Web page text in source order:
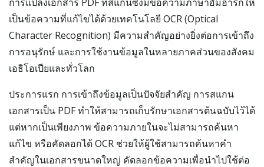
เป็นข้อความที่แก้ไขได้ด้วยเทคโนโลยี OCR (Optical
Character Recognition) มีความสำคัญอย่างยิ่งต่อการเข้าถึง
การอนุรักษ์ และการใช้งานข้อมูลในหลายภาคส่วนของสังคม
เอธิโอเปียและทั่วโลก
ประการแรก การเข้าถึงข้อมูลเป็นปัจจัยสำคัญ การสแกน
เอกสารเป็น PDF ทำให้สามารถเก็บรักษาเอกสารต้นฉบับไว้ได้
แต่หากเป็นเพียงภาพ ข้อความภายในจะไม่สามารถค้นหา
แก้ไข หรือคัดลอกได้ OCR ช่วยให้ผู้ใช้สามารถค้นหาคำ
สำคัญในเอกสารขนาดใหญ่ คัดลอกข้อความเพื่อนำไปใช้ต่อ